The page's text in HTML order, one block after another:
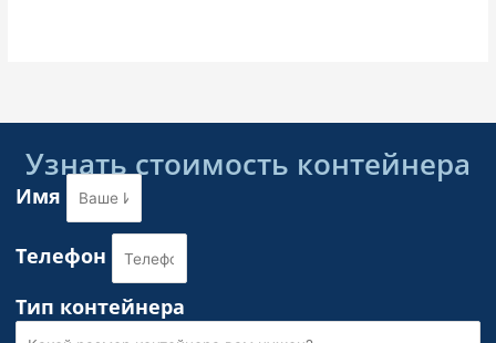
Узнать стоимость контейнера
Имя
Телефон
Тип контейнера